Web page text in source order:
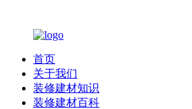
首页
关于我们
装修建材知识
装修建材百科